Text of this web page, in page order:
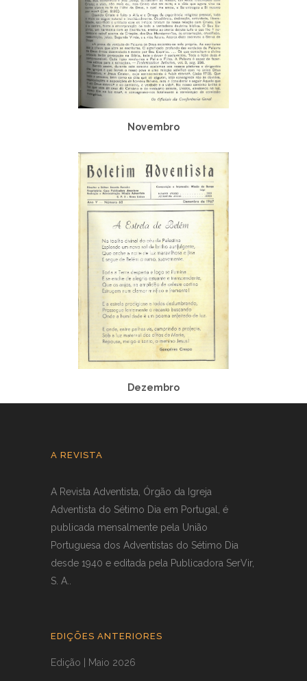
Novembro
Dezembro
A REVISTA
A Revista Adventista, Órgão da Igreja
Adventista do Sétimo Dia em Portugal, é
publicada mensalmente pela União
Portuguesa dos Adventistas do Sétimo Dia
desde 1940 e editada pela Publicadora SerVir,
S. A..
EDIÇÕES ANTERIORES
Edição | Maio 2026